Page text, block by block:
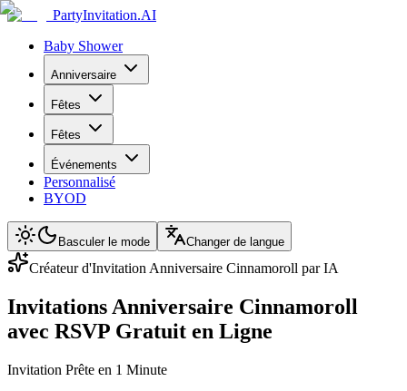
PartyInvitation.AI
Baby Shower
Anniversaire
Fêtes
Fêtes
Événements
Personnalisé
BYOD
Basculer le mode Changer de langue
Créateur d'Invitation Anniversaire Cinnamoroll par IA
Invitations Anniversaire Cinnamoroll
avec RSVP Gratuit en Ligne
Invitation Prête en 1 Minute